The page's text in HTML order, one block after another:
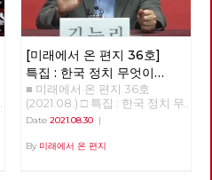
[미래에서 온 편지 36호]
특집 : 한국 정치 무엇이
문제인가?
■ 미래에서 온 편지 36호(2021.08.) □ 특집 : 한국 정치 무엇이 문제인가? 강연 : 김누리 중앙대학교 교수 정리 : 이용규 편집위원 불러주셔서 감사하다. 여의도 맞은편에 마르크스 사진이 걸린 건물이 있다는 것 자체가 상징성이 크다. 한국처럼 이렇게 이념이 통제 및 억압 당하는 경험을 가진 나라가 없다. 몇 년 전 마르크스가 태어난 독일 트리어에 방문한 적이 있다. 연구소 차원에서 매년 <아카데미 유로파>에 참가한다. EU가 주관하는 행사로, 유럽에 대해 여러가지를 배우는 2주간의 아카데미다. 맑스 생가를 방문하는 것이 아카데미 프로그램 가운데의 하나다. 매우 상징적인 것이다. 유럽에서는 맑스는 유럽의 정체성을 만들어 낸 인물 가운데 하나로 인식되는 것이다. 그러나 한국에서는 맑스라면 아직 금기의 영역이다. 한국사회가 얼마나 세계적 흐름에 뒤쳐져 있는가를 보여주는 것이다. 노동당에서 맑스 사진을 걸고 있다는 건 굉장히 중요한 의미가 있다. 오늘날 한국에서 맑스를 혐오하는 일이 생기는 것은, 우리 사회의 사상적 후진성, 퇴행성을 보여주는 것이다. 당사 외벽의 빨간 걸개를 보면서 노동당이 한국 사회를 계몽시키는 사상적, 문화적 의미가 있다고 느꼈다. 지금 코로나 때문에 어떤가. 답답하고 우울하다. 코로나 블루라는 말이 나오고 있을 정도. 코로나는 우리에게 굉장히 많은 우울함을 던졌지만 중요한 경고이기도 하다. 그것을 코로나 옐로우라고 부르고 싶다. 우리가 정상이라 알고 살아온 이 모든 것이 대단히 잘못일 수 있다는 것이다. 이 체제가 근본적으로 비정상적인 체제일지도 모른다. 이게 바뀌지 않으면 우리에게 미래가 없다. 정권이 아니라 체제를 바꿔야 한다는 슬로건은 그래서 매우 시의적절하다. 코로나의 첫 번째 경고: 사회 없는 사회 어떤 경고를 코로나가 우리에게 주고 있나. 우리가 가장 코로나를 통해 분명하게 인식한 것이 뭔가. 내가 건강하기 위해서라도 모두가 건강해야 한다는 것이다. 내가 행복하려면 모두가 다 행복해야 한다. 모든 사람의 행복, 모든 사람의 안전, 모든 사람의 건강이 나의 행복, 나의 안전, 나의 건강의 전제라는 걸 배웠다. 이게 가장 중요한 경고이다. 한국 사회에는 그러한 가치가 너무 결여돼 있다. ‘더 소셜The Social’, 함께 살아야 한다는 사회적 가치가 한국처럼 결여된 나라가 없다. 한국 사회를 ‘소사이어티 윗아웃 더 소셜Society without the Social’이라고 부르고 싶다. 인간은 사회적 동물이란 아리스토텔레스의 말이 있다. 그러나 사실 한국인은 사회적 동물이 아니다. 각자도생하는 극단적 개인주의자들의 무리다. 거의 모든 지표가 보여주고 있다. OECD의 사회관계지수라는 것이 있다. 한 개인이 사회 안에서 다른 사람과 얼마나 깊은 결속을 맺고 사는가를 측정한다. 한국이 계속 꼴찌다. 평가항목 가운데 ‘타인에 대한 신뢰’는 압도적으로 꼴찌. 한국은 ‘사회’라는 말을 붙이기도 어려운 사회다. ‘더 소셜’이라는 가치가 불온시되는 사회라고 봐야 한다. 한국사회에서 진보정당이라는 어떤 곳에서는 ‘social’이란 말을 당명에 붙일까 말까를 놓고 1년 동안 고민했다. 정말 이상한 사회다. 어떤 사회가 이런가. 이를테면 독일은 이와 정 반대다. 독일에서는 ‘소셜’하지 않다는 말이 가장 심한 욕이다. 독일 말로 ‘Asozialität’. 상대방에게 이러면 싸움난다! ‘인간 이하다, 미쳤다’는 의미에 가깝다. 이런 사회는 오래갈 수 없다. 프랑코 벨라르디라는 이탈리아 철학자가 한국을 방문하고 이렇게 얘기했다. “한국사회는 이해하기 어렵다. 끝없는 경쟁, 극단적 개인주의, 일상의 사막화, 생활리듬의 초가속화라는 네 가지 특징이 한국인들을 지배하고 있다.” 외국 철학자가 한국 사회를 이다지도 잘 볼 수 있을까 놀랐다. 한국사회의 끔찍한 측면이 그정도로 보인다는 것이겠지. 코로나가 우리에게 준 가장 강력한 경고는 그것이다. 그런 사회적이라는 가치, 함께 살아야 한다는 가치를 알려줬다는 것이다. 모든 사람이 다 안전하지 않으면 누구도 안전할 수 없다. 코로나의 두 번째 경고: 공공 없는 공화국 두 번째는 이 한국이라는 나라는 나라가 아니라는 것이다. 최근 서울과 부산에서 선거를 했다. 선거가 무엇인가. 그 국가가 가지고 있는 중요하고 치명적인 문제를 논의하고 개선하는 일종의 과정이다. 한국에서 어떤 일이 벌어졌나. 지금 가장 중요한 문제는 코로나로 인한 양극화와 저소득층의 위기다. 인구의 3분의 1 이상이 생존의 벼랑 끝에 매달려 있다. 그런데 선거 과정에서 이 문제가 다루어진 적이 있나? 없었다. 세상에 이런 나라가 어디 있었나? 민주당이라는 정당은 사회적 약자에 대한 기본적인 관심도 없다. 이 정당을 견제하는 정당은 더 없다. 이것이 쟁점이 될 리가 없는 것이다. 한국 사회 안에서 사회적 약자를 대변하는 정당의 존재가 없고 취약하기에 이런 상황이 만들어진 것이다. 대한민국은 나라 구실을 못하는 나라다. 국가는 왜 존재하는가. 세월호를 두고 ‘이게 나라냐’라고 했다. 지금은 더하다. 국가는 무엇을 하고 있나. ‘리퍼블릭 윗아웃 더 퍼블릭republic without the public’. 공화국은 공적인 가치를 중심으로 모인 공동체. 그런데 공적인 가치가 없다. 이게 무슨 공화국? 대한민국은 민주공화국이라는 조항은 임시정부를 만들었던 선각자들이 건국강령 1조로 넣은 것이다. 그들이 꿈꾸던 국가는 이런 게 아니었다. 위기 상황에서 국민을 구하지 못했다. 한국사회는 공적인 가치가 부재한 나라다. 코로나가 이걸 너무나 분명하게 폭로해 준 것이다. 국민들이 이번에 처음 알았다. 한국에 공공병원이 10%밖에 없다. 전세계에서 공공병원 비율이 가장 적은 나라다. 심지어 미국도 공공병상이 20%다. 초기에 대구에서 수없이 많은 사람이 죽었다. 병상이 없어서였다. 어떻게 된 것인가? 공공병상이 없었다. 대구 사태가 터졌을 때, 한국에 있는 빅5 병원(삼성, 아산, 세브란스, 카톨릭, 서울대) 가운데, 국립인 서울대병원을 제외하고 빅4에서 내놓은 병상은 단 7개였다. 이것이 한국 사회의 현실이다. 국가가 해야 할 기본적인 일들을 해내지 않고 완전히 시장에 내맡긴 것이다. 교육도 마찬가지다. 전세계에서 고등교육의 공교육 비중이 제일 낮다. 우리 대학의 87%가 사립대학이다. 이런 나라가 없다. 실제로 국가가 국가의 역할을 하지 못하는 것이다. 코로나가 터지자 독일에서 가장 먼저 한 것은 코로나 대응 자금을 재정 편성한 것인다. 국가 재정의 3분의 1을 편성했다. 1조 유로, 우리 돈 1350조였다. 이를 위해 독일 정부가 약 20% 이상의 부채를 졌다. 코로나로 인해 발생하는 피해와 손해, 부담의 90%까지 국가가 감당했다. 임대료, 인건비 따위의 90%를 감당해줬다. 우리는 4차 긴급 재난지원금으로 20조를 편성했다. 국민을 우롱하는 것이다. 그래놓고 착한 임대료 운동을 하자고 한다. 그리고 9시 뉴스 끝나고 이웃돕기 성금을 모은다. 군사독재 시절에 하던 일들이다. 신파극으로 국민들의 정서를 잡아대는 퇴행적 행동. 돌아다니며 계속 비판했는데 지금 없어졌다. 이건 무능인가 직무유기인가. 그러다 보니 재경부 장관이라는 자가, 국가부채가 45% 수준이라며 ’재정이 건실하다’는 얘기를 하는 것이다. 그런 이야기를 할 때가 아니다. 선진국 평균 국가부채는 135%다. 그 대신 우리의 가계부채가 108%다. 국가부채는 가장 낮고 개인부채는 가장 높은 게 대한민국이다. 이 위기에서 국가는 아무것도 안하고 개인이 은행빚으로 살아남고 있다. 이것은 나라가 아니다. 공적 가치가 아니라 사적 이해밖에 없는 공동체다. 공공의 책임, 공공의 가치를 국가가 인식하지 못하는 한 이러한 공동체는 지속될 수 없다. 코로나의 세 번째 경고: 생태 없는 경제 세 번째는 ‘이코노미 윗아웃 이콜로지economy without ecology’. 우리가 왜 이런 고통을 겪나. 경제가 생태를 완전히 지배하고 있다. 생태적인 상상력이 완전히 없다. 전세계에서 가장 생태적 의식이 결여되어 있다. 연구소 연구원이 재작년 베를린을 다녀와서 이런 얘기를 들려주었다. 취리히에 있는 친구를 베를린에서 만났다는 거다. 취리히에서 베를린에 오는데 기차로 8시간, 요금은 150유로가 든다. 비행기를 타면 1시간이고 50유로밖에 안 된다고 했다. 그런데 취리히에 사는 친구가 기차를 타고 왔다는 것이다. 도저히 이해할 수가 없다는 것이었다. 한국 사람들은 모든 것을 경제적 관점에서 본다. 이해가 안 된다, 시간도 요금도 더한데. 그런데 그 취리히 친구는 베를린으로 간 친구가 이해가 안 된다는 것이다. 생태적 상상력이 없다는 것이다. 비행기는 유럽에서 환경파괴의 주범이다. 유럽에서 이미 ‘플라이트 쉐임Flight Shame’이라는 신조어가 생겼다. 비행기 타는데 대한 부끄러움이다. 기본적인 생태적 관점을 갖지 않으면 인류의 미래가 없다는 게 유럽은 상식이다. 유럽은 그러한 인식 때문에 독일인의 82%가 생태 보호를 위해 소비를 포기할 수 있다, 는 명제에 동의한다. 소비할 때마다 죄책감을 느낀다는 것. 소비는 지금의 욕망 때문에 미래 생태를 포기하는 것이니까. 한국은 어떤가. 독일 아이들의 대다수가 소비할 때 죄책감을 느낀다는데, 한국은 ‘소비하는데 일자리가 생긴다, 경제가 돌아간다, 국가가 부강하다’고 한다. 경제논리의 전일적 지배다. 이렇게 되면 우리의 미래가 없다. 유럽에서는 ‘21세기는 오지 않는다’는 말이 나온 지 오래되었다. 지금 살고 있는 인류가 최후의 인류가 될 것이란 것. 나는 살만큼 살았지만 내 자식, 손주는 어쩌면 마지막 인류가 될 수도 있다. 혹은 다행히 마지막 인류가 아니더라도, 이 파괴 속에서 대단히 고통스러운 삶은 살다가 갈 것은 확실하다. 한국은 국제적으로 ‘기후깡패’라고 불린다. 이번(2021년 4월 세계기후정상회의)에도 구체적인 감축 목표를 내놓지 못했다. 투표장에 가서 보니 ‘녹색당’이 아예 없었다. 독일에서는 9월 총선이 있을 것이다. 문명사적 사건이 될 것이다. 지금까지 인간이 살아온 것과는 정반대로 세상이 구성되는 것과는 다른 결과가 나올 것이다. 녹색당이 제1당으로 집권할 것이란 예측이 우세하다. 지금까지의 성장을 저지하자는 정당이 녹색당이다. 지금까지의 성장과 발전은 죽음으로의 성장이라고 한다. 그래서 많은 이들이 저 녹색당은 ‘항의정당Protest Party’ 정도로만 생각했는데 지금 수권을 논할 정도가 됐다. 놀라운 이야기다. 이번 선거에서는 녹색당, 사민당, 좌파당 3개 좌파정당이 연합정부를 구성할 가능성이 가장 높다. 재작년 유럽의회선거를 보면, 유럽 전역에서 녹색당이 득표 2위를 했다. 작년에 있던 프랑스 지역 선거에서도 녹색당이 돌풍을 일으켰다. 이제는 패러다임이 바뀌고 있다. 한국에서는 생태적 상상력이 도착하지 못했다. 지난 국회의원 선거에서 녹색당이 1%도 득표를 못했다. 지금의 정치지형이 매우 세계적 흐름과 유리되어 있다. (엮은이 주: ‘9월 총선’은 2021년 9월 26일 시행되는 독일 연방하원 선거를 말한다. 앙겔라 메르켈 총리가 이 선거를 끝으로 총리직에서 은퇴할 예정이다. 2021년 8월 여론조사를 종합하면, 대체로 기민련/기사연(여당)이 25%, 녹색당과 사회민주당이 각각 18~20% 가량 득표할 것으로 예측된다.) 이제 한국 사회는 함께 사는, 사회적 가치를 중시해야 한다. 공적 가치를 중시하는 책임있는 국가가 되어야 한다. 그리고 생태국가로 거듭나지 않으면 안 된다. 사회적 가치, 공공적 가치, 생태적 가치를 복원하지 않으면 공동체의 미래가 없다. 한국 정치, 무엇이 문제인가 지금 한국이란 사회에 대해 객관적으로 알 필요가 있다. 한국은 외부에 있는 외부인들, 외국 학자들에 의하면 매우 놀랍고 경탄할 만한 사회다. 본인 연구소에서 전체 컨퍼런스를 한다. 우리가 어떻게 인식되고 있는지 배울 기회다. 한국은 많은 외국 학자들이 존경하는 나라다. 우리가 가진 존경할만한 점을 인식해야 한다. 왜 그런가? 가장 큰 까닭은 ‘민주주의’. 특히 중국, 일본 학자들에게서 그렇다. 후쿠시마 방사능 오염수 방출에 항의하는 시위 규모를 보면 정말 얼마 안 된다. 일본은 봉건, 하류 민주주의다. 역동성을 상실한 미래가 없는 나라. 중국은 어떤가. 베이징대학 교수들이 어느 순간부터 말을 조심한다. 그럼에도 불구하고 그 안에서도 양심적 학자들이 많다. 그런 이들이 정말 한국 민주주의를 부러워한다. 시진핑 이후 중국 민주주의는 완전히 퇴행 중이다. 그러면서 가장 부러워하는 것이 한국 민주주의다. 유럽 국가들도 마찬가지다. 유럽 국가들은? 유럽 민주주의도 위기다. 시리아 사태로 난민들이 몰려들자 극우 정치인들이 이를 포퓰리즘적으로 활용했고 이게 먹혀들었다. 영국은 브렉시트를 겪었고 프랑스에선 국민전선의 마린 르펜이 결선투표까지 올라갔었다. 미국도 트럼프에 의해 준파시즘 국가가 된 것이나 다름없었다. 이런 상황 속에서 우리는 2016년 광화문에서 촛불을 통해 대통령을 탄핵하고 이를 통해 새 정부가 들어섰다. 외국의 많은 학자들이 놀라워했다. 전세계가 민주주의의 위기에 빠진 상황에서 한국이란 나라의 민주주의가 새로운 길을 보여줬다는 것이다. 독일의 <Die Zeit>(옮긴이 주: 독일의 진보 성향 주간지)의 칼럼에서 이르길, “이제 유럽과 미국은 한국에서 민주주의를 배워야 한다.” 민주주의의 시대는 저무는가 하는 상황에서 유라시아대륙 끝의 한국에서 민주주의가 다시 타올랐다는 것이다. 한국 민주주의는 우리 생각보다 훨씬 더 외부에서 크게 인정한다. 오히려 우리들이 우리 민주주의를 그렇게 정확하게 이해하고 필요한만큼 평가하지 못한다. 우리는 아시아 민주주의의 수출국가다. 오늘날 아시아 독재국가가 한국 민주주의의 역사를 공부한다. 본인은 박정희, 전두환, 노태우를 모두 대학에서 겪었다. 주로 일본 책을 가지고 민주주의를 공부했다. 우리가 지금 그런 모델이 되어 있다. 우리가 우리 민주주의를 충분히 평가하지 못하고 있다. 아시아에서 4.19혁명은 ‘20세기의 제3세계 가장 위대한 민주혁명’이라고 평가된다. 그런데 지금 한국인들은 그정도로 평가 못한다. 4.19는 1960년 일어나서 그 다음해 육군 소장 박정희의 군사쿠데타에 의해 부정당했다. 1979년의 부마항쟁, 1980년의 광주항쟁, 87년 6월 민주항쟁, 그리고 촛불까지 이어지는데, 나는 일련의 반독재 연속혁명이라고 부른다. 군사독재의 후예까지 완전히 청산하는 과정이었다. 부마와 광주항쟁은 육군 소장 전두환에 의해 짓밟혔다. 87년 역시 노태우가 대통령이 되며 의미를 상실해버렸다. 2016년 촛불 항쟁에서도, 육군 소장 조현천이라는 자가 쿠데타 계획을 세웠다. 왜 이 자를 잡아들이지 않나. 이해하지 못하겠다. 단호하게 응징할 필요가 있다. 한국 민주주의의 위대한 역사는 육군 소장들의 반란의 역사다. 문재인 대통령이 역사의식이 있다면 육군 소장이라는 직위를 ‘파 버릴 줄’ 알았다. (엮은이 주: 조현천 예비역 소장은 박근혜 탄핵 정국 당시 국군기무사령관이었다. 그가 탄핵 기각 상황을 상정하고 계엄령을 공포하고 시민들을 무력 진압하려고 했다는 기무사령부 문건이 공개된 바 있다. 체포영장이 발부되었으나 외국에서 도피중이다.) 우리의 경제성장 역시 놀랍다. 외국에 나가보면 우리가 얼마나 부유한지 느낀다. 매년 다르다. GDP가 작년 7위다. 그건 맞다. 한국은 엄청난 부자나라. 30-50클럽(1인당 국민소득 3만 달러, 인구 5천만 명을 달성한 국가)이라고 하는데, 우리를 포함해 일곱 국가밖에 존재하지 않는다. 상당한 경제성장을 한 것도 사실이다. 세계에서 가장 불평등한 나라 그러나 이면은 어떤가. 18년 째 자살률이 세계 1위다. 두 번 2위 했다. 자살의 내용도 안 좋다. 노인 자살률이 너무 높다. 어떤 해는 평균의 10배까지 나올 정도. 자연사를 앞둔 노인들이 스스로 목숨을 끊는다. 노인 빈곤률이 너무 높기 때문이다. 대체로 매년 48~52% 수준이다. 유럽은 3~5% 사이다. 이런 나라가 없다. 부산, 광주 등지에 강연을 하러 가는 일이 잦다. 오전 10시에 강연하러 가면 오전 6시에 집을 나서는데, 그 시간에 폐지 줍는 노인들이 정말 많다. 있을 수 없는 이야기다. 전 세계에서 일곱 번째로 잘 산다는 나라에서 노인들이 폐지를 주울 수는 없는 것이다. 그러다가 힘이 처지면 목숨을 끊는 것이다. 어린 아이들의 우울증 발병도 전세계에서 가장 높다. 아이들은 온 세상이 궁금하고 즐거워야 한다. 한국 아이들은 기적적으로 우울해. 우리가 다 아는 바이다. 그 어린 나이부터 경쟁을 시키고 지식을 주입한다. 그리고 우리는 전세계에서 가장 불평등하다. 자산, 부동산 불평등이 상상을 초월한다. 상위 1%가 50.5%를 가지고 있다. 상위 10%가 96.4%를 가지고 있다. 하위 90%가 3퍼센트를 가지고 있다. 정태인 씨는 “한국은 자본주의 역사상 가장 불평등한 공동체다.”라고 했다. 그 말에 상당한 근거가 있다. 그정도로 불평등한 나라가 됐다. 노동시간을 보면 어떤가. 작년 독일의 노동시간이 1,300시간이다. 지금 한국 노동자들은 2,000~2,100시간이다. 5개월 더 일한다. 노동 기계라고 봐야 한다. 노동자들의 죽음은 어떤가. 가장 심각한 주제다. 소위 산업재해 사망률이라고 한다. 그런데 이건 산업재해가 아니라 기업살인이다. 전세계에서 가장 높고 24년째 1위다. 2000년부터 2020년까지 4만 명이 넘게 죽었다. 일 년에 2,000명 이상의 노동자가 일하다 죽는다. 작년에 2,400명 죽었다. 이 정부 들어서 더 늘고 있다. 이를 뭐라고 불러야 하나. 이것이 정상 상태인가. 이것은 내전이다. 자본과 노동의 내전이 일상화된 것이다. 영국이 유럽에서 기업살인으로 가장 악명이 높다. 영국은 계속 유럽 1위였다. 이것이 너무 크게 사회적 문제가 되어 2008년에 법을 개정했는데, 산업재해법이 아니라 기업살인법(엮은이 주: 기업과실치사 및 기업살인법Corporate Manslaughter and Corporate Homicide Act)으로 이름을 바꾸었다. 이것부터 시작해야 한다. 살인에 준하는 단죄를 하면 되는 것이다. 지금 중대재해처벌법을 누더기 법으로 만들고, 오히려 노동자가 더 많이 죽어가고 있다. 이것이 현실이다. 이러다 보니 자식을 낳지 않는다. 출산율 문제가 얼마나 심각한가. 인류 역사상 합계출산율 ‘1’이하가 2년 연속 지속된 적이 없는데 우리는 4년 이상 지속되고 있다. 가르치는 여학생들에게 ‘아이들을 안 낳을 생각이냐’고 물으면, 전원이 그렇다고 대답한다. 이것은 하나의 현상이다. 이유를 물으면, 이 지옥 속에 내 아이를 넣을 자신이 없다고 한다. 너무 처절한 말이다. 다른 학생들이 다 공감한다. 이게 한국 사회의 현실이다. 한국 사회에 묻는다. 이렇게 훌륭한 민주주의를 하고 아시아 민주주의의 상징까지 된 나라가, 모든 국민들이 존엄하게 살 수 있는 물적 토대를 마련해놓고 있는 나라가, 지옥같은 일상을 만들어냈는가? 미래가 보이지 않는, 그래서 주식과 가상화폐에 의존하는 카지노 자본주의에 빠져 있다. 왜 이런 사회가 되었나. 정권이 바뀌고 민주화도 되었는데 한국사회는 왜 이런가? 우리 일상은 왜 지옥으로 가나. 잘못된 정치에 그 원인이 있다. 수구-보수 과두제 우리 삶을 규정하는 법을 만드는 이들이 여의도에 있다. 그들이 어떤 자들인가. 국회의원 300명 중 294명이 자유시장경제를 지지한다. 이런 나라는 전세계에 없다. 자유시장경제는 인간과 같이 못 간다. 이 점에 대해 성찰해야 한다. 시장경제가 좋은 걸로 한국인들은 안다. 놀라운 오해다. 시장경제라는 것이 가지고 있는 장점이 물론 있다. 그걸 이미 봤다. 지난 세기 내내 사회주의 계획경제와 자본주의 시장경제가 경쟁했고 자본주의가 승리했다. 왜, 어떻게 이겼나? 자본주의 시장경제가 사회주의 계획경제보다 훨씬 더 효과적으로 인간의 욕망을 충족시켜주었다. 인간은 사회주의를 할 수 없는 동물이다. 사회주의라고 하는 것은 계몽주의 이래 근대의 선각자들이 꿈꾸었던 이성의 기획이다. 모든 인간은 이성적인 존재고 그 인간들이 이상적인 세계를 만들수 있다는 믿음이었다. 인간의 탐욕에 기대서 생겨난 체제가 자본주의, 이성에 기반해 구성된 체제가 사회주의다. 그런데 인간이 이러한 이성의 기획을 수행할 정도의 존재가 아니었다. 사회주의 계획경제가 동유럽을 중심으로 붕괴했다. 우리 예상보다 훨씬 비효율적으로 작동한 것이다. 효율성 경쟁에서 자본주의가 이겼다. 다시 말하면 자본주의 시장경제는 효율적이다. 그런데 자본
Date 2021.08.30|
By 미래에서 온 편지